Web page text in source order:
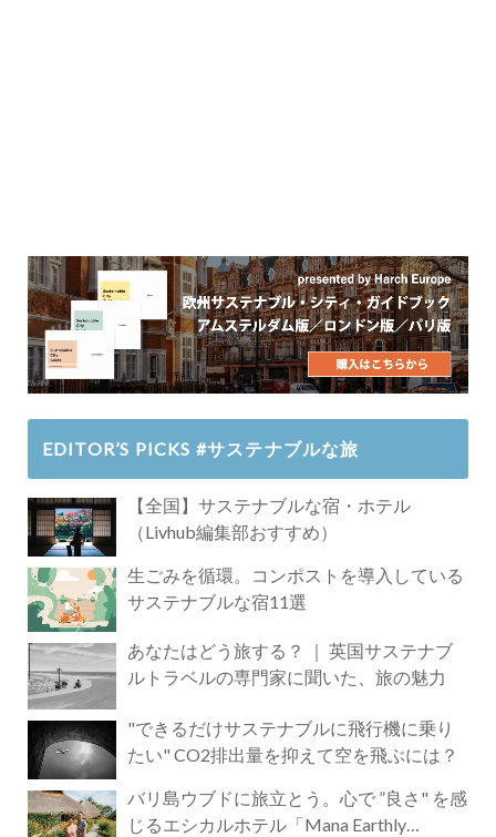
EDITOR’S PICKS #サステナブルな旅
【全国】サステナブルな宿・ホテル
（Livhub編集部おすすめ）
生ごみを循環。コンポストを導入している
サステナブルな宿11選
あなたはどう旅する？ ｜ 英国サステナブ
ルトラベルの専門家に聞いた、旅の魅力
"できるだけサステナブルに飛行機に乗り
たい" CO2排出量を抑えて空を飛ぶには？
バリ島ウブドに旅立とう。心で ”良さ" を感
じるエシカルホテル「Mana Earthly